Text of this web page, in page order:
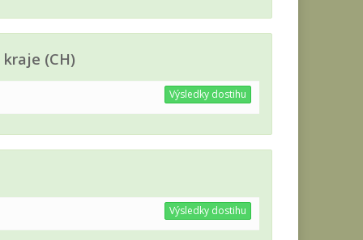
(CH)
Výsledky dostihu
Výsledky dostihu